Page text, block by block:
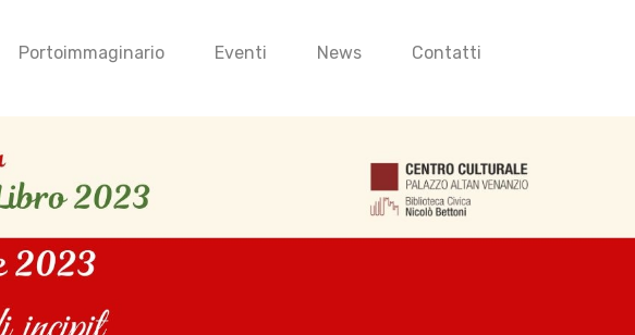
Portoimmaginario Eventi News Contatti